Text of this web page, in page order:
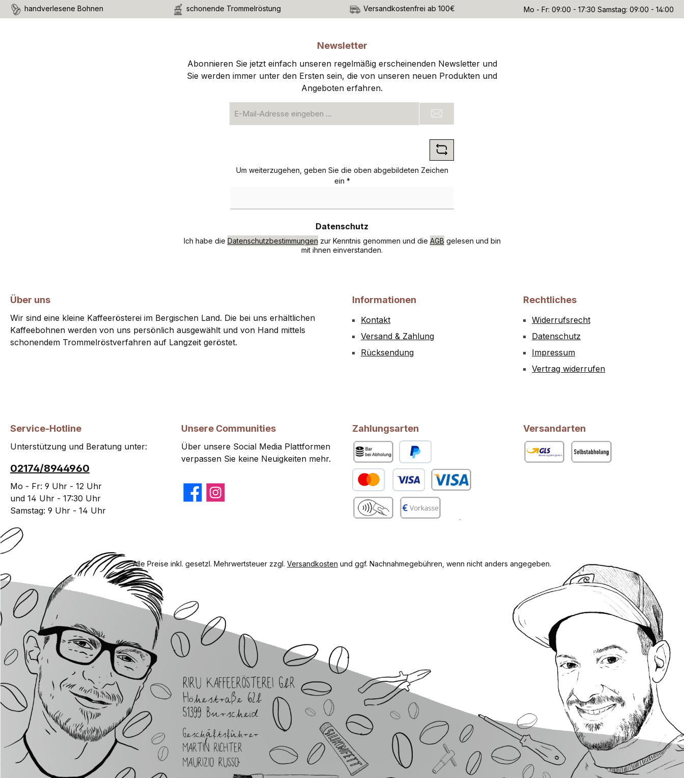
handverlesene Bohnen schonende Trommelröstung Versandkostenfrei ab 100€ Mo - Fr: 09:00 - 17:30 Samstag: 09:00 - 14:00
Newsletter
Abonnieren Sie jetzt einfach unseren regelmäßig erscheinenden Newsletter und
Sie werden immer unter den Ersten sein, die von unseren neuen Produkten und
Angeboten erfahren.
Mail-
Um weiterzugehen, geben Sie die oben abgebildeten Zeichen
ein *
Datenschutz
Ich habe die Datenschutzbestimmungen zur Kenntnis genommen und die AGB gelesen und bin
mit ihnen einverstanden.
Über uns
Wir sind eine kleine Kaffeerösterei im Bergischen Land. Die bei uns erhältlichen
Kaffeebohnen werden von uns persönlich ausgewählt und von Hand mittels
schonendem Trommelröstverfahren auf Langzeit geröstet.
Informationen
Kontakt
Versand & Zahlung
Rücksendung
Rechtliches
Widerrufsrecht
Datenschutz
Impressum
Vertrag widerrufen
Service-Hotline
Unterstützung und Beratung unter:
02174/8944960
Mo - Fr: 9 Uhr - 12 Uhr
und 14 Uhr - 17:30 Uhr
Samstag: 9 Uhr - 14 Uhr
Unsere Communities
Über unsere Social Media Plattformen
verpassen Sie keine Neuigkeiten mehr.
FacebookInstagram
Zahlungsarten
Bar bei Abholung
PayPal
Kredit- oder DebitkarteBenutzerdefiniertes Bild 1
Versandarten
Alle Preise inkl. gesetzl. Mehrwertsteuer zzgl. Versandkosten und ggf. Nachnahmegebühren, wenn nicht anders angegeben.